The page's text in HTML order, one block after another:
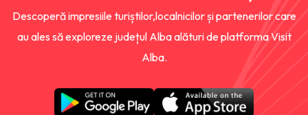
Descoperă impresiile turiștilor,localnicilor și partenerilor care
au ales să exploreze județul Alba alături de platforma Visit
Alba.